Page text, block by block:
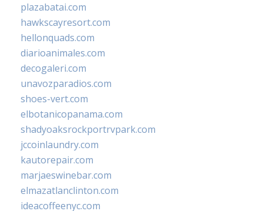
plazabatai.com
hawkscayresort.com
hellonquads.com
diarioanimales.com
decogaleri.com
unavozparadios.com
shoes-vert.com
elbotanicopanama.com
shadyoaksrockportrvpark.com
jccoinlaundry.com
kautorepair.com
marjaeswinebar.com
elmazatlanclinton.com
ideacoffeenyc.com